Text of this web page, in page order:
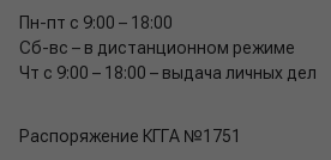
Пн-пт с 9:00 – 18:00
Сб-вс – в дистанционном режиме
Чт с 9:00 – 18:00 – выдача личных дел
Распоряжение КГГА №1751